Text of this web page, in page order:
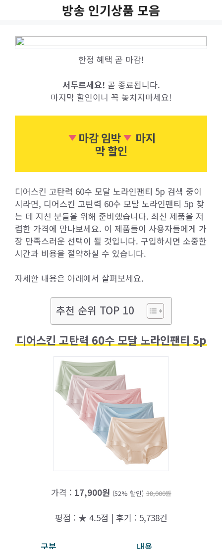
방송 인기상품 모음
한정 혜택 곧 마감!
서두르세요! 곧 종료됩니다.
마지막 할인이니 꼭 놓치지마세요!
마감 임박
마지
막 할인
디어스킨 고탄력 60수 모달 노라인팬티 5p 검색 중이
시라면, 디어스킨 고탄력 60수 모달 노라인팬티 5p 찾
는 데 지친 분들을 위해 준비했습니다. 최신 제품을 저
렴한 가격에 만나보세요. 이 제품들이 사용자들에게 가
장 만족스러운 선택이 될 것입니다. 구입하시면 소중한
시간과 비용을 절약하실 수 있습니다.
자세한 내용은 아래에서 살펴보세요.
추천 순위 TOP 10
디어스킨 고탄력 60수 모달 노라인팬티 5p
가격 : 17,900원 (52% 할인) 38,000원
평점 : ★ 4.5점 | 후기 : 5,738건
구분
내용